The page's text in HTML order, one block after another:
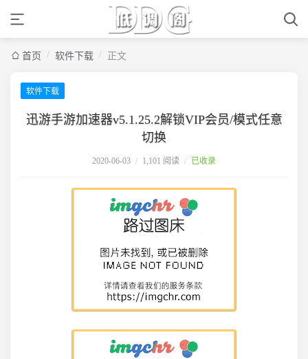
首页 / 软件下载 / 正文
软件下载
迅游手游加速器v5.1.25.2解锁VIP会员/模式任意
切换
2020-06-03 / 1,101 阅读 / 已收录